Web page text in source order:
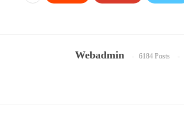
Webadmin 6184 Posts